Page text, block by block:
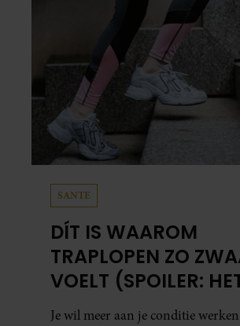
SANTE
DÍT IS WAAROM
TRAPLOPEN ZO
VOELT (SPOILER:
NIET AAN JE
Je wil meer aan je conditie